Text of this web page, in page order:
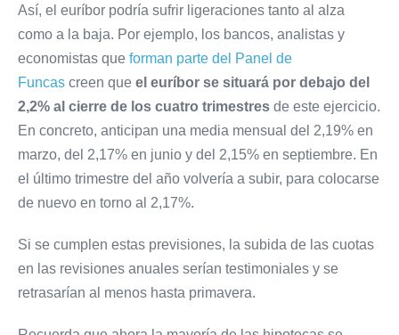
Así, el euríbor podría sufrir ligeraciones tanto al alza
como a la baja. Por ejemplo, los bancos, analistas y
economistas que forman parte del Panel de
Funcas creen que el euríbor se situará por debajo del
2,2% al cierre de los cuatro trimestres de este ejercicio.
En concreto, anticipan una media mensual del 2,19% en
marzo, del 2,17% en junio y del 2,15% en septiembre. En
el último trimestre del año volvería a subir, para colocarse
de nuevo en torno al 2,17%.
Si se cumplen estas previsiones, la subida de las cuotas
en las revisiones anuales serían testimoniales y se
retrasarían al menos hasta primavera.